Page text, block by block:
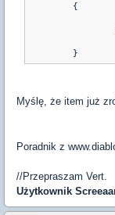
        {
Myślę, że item już
Poradnik z
//Przepraszam Vert.
Użytkownik